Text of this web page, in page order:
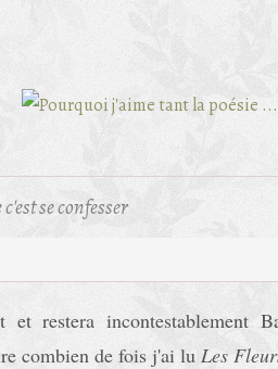
se confesser
restera incontestablement
combien de fois j'ai lu Les